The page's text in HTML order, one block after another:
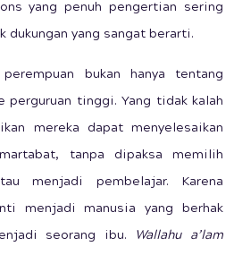
yang penuh pengertian sering
dukungan yang sangat berarti.
bukan hanya tentang
perguruan tinggi. Yang tidak kalah
mereka dapat menyelesaikan
tanpa dipaksa memilih
menjadi pembelajar. Karena
menjadi manusia yang berhak
seorang ibu. Wallahu a’lam